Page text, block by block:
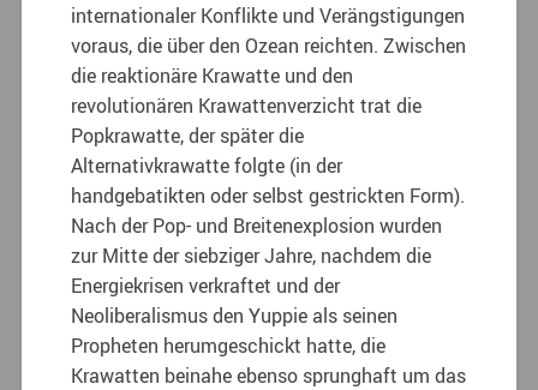
internationaler Konflikte und Verängstigungen
voraus, die über den Ozean reichten. Zwischen
die reaktionäre Krawatte und den
revolutionären Krawattenverzicht trat die
Popkrawatte, der später die
Alternativkrawatte folgte (in der
handgebatikten oder selbst gestrickten Form).
Nach der Pop- und Breitenexplosion wurden
zur Mitte der siebziger Jahre, nachdem die
Energiekrisen verkraftet und der
Neoliberalismus den Yuppie als seinen
Propheten herumgeschickt hatte, die
Krawatten beinahe ebenso sprunghaft um das